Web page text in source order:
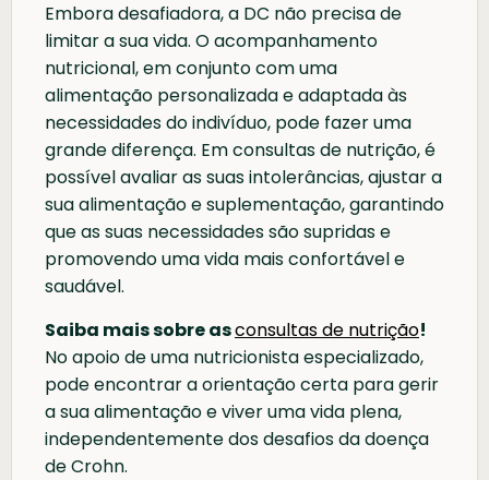
Embora desafiadora, a DC não precisa de
limitar a sua vida. O acompanhamento
nutricional, em conjunto com uma
alimentação personalizada e adaptada às
necessidades do indivíduo, pode fazer uma
grande diferença. Em consultas de nutrição, é
possível avaliar as suas intolerâncias, ajustar a
sua alimentação e suplementação, garantindo
que as suas necessidades são supridas e
promovendo uma vida mais confortável e
saudável.
Saiba mais sobre asconsultas de nutrição!
No apoio de uma nutricionista especializado,
pode encontrar a orientação certa para gerir
a sua alimentação e viver uma vida plena,
independentemente dos desafios da doença
de Crohn.